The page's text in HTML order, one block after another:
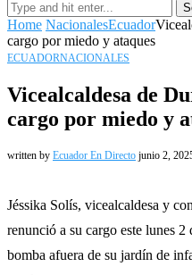
Home NacionalesEcuador
cargo por miedo y ataques
ECUADORNACIONALES
Vicealcaldesa de
cargo por miedo y
written by Ecuador En Directo junio 2,
Jéssika Solís, vicealcaldesa y
renunció a su cargo este lunes
bomba afuera de su jardín de